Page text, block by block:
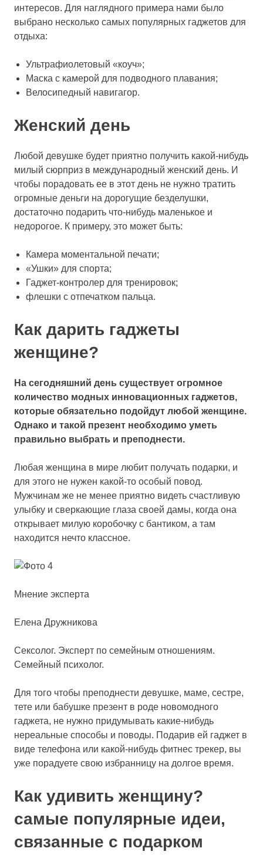
интересов. Для наглядного примера нами было
выбрано несколько самых популярных гаджетов для
отдыха:
Ультрафиолетовый «коуч»;
Маска с камерой для подводного плавания;
Велосипедный навигагор.
Женский день
Любой девушке будет приятно получить какой-нибудь
милый сюрприз в международный женский день. И
чтобы порадовать ее в этот день не нужно тратить
огромные деньги на дорогущие безделушки,
достаточно подарить что-нибудь маленькое и
недорогое. К примеру, это может быть:
Камера моментальной печати;
«Ушки» для спорта;
Гаджет-контролер для тренировок;
флешки с отпечатком пальца.
Как дарить гаджеты
женщине?
На сегодняшний день существует огромное
количество модных инновационных гаджетов,
которые обязательно подойдут любой женщине.
Однако и такой презент необходимо уметь
правильно выбрать и преподнести.
Любая женщина в мире любит получать подарки, и
для этого не нужен какой-то особый повод.
Мужчинам же не менее приятно видеть счастливую
улыбку и сверкающие глаза своей дамы, когда она
открывает милую коробочку с бантиком, а там
находится нечто классное.
Мнение эксперта
Елена Дружникова
Сексолог. Эксперт по семейным отношениям.
Семейный психолог.
Для того чтобы преподнести девушке, маме, сестре,
тете или бабушке презент в роде новомодного
гаджета, не нужно придумывать какие-нибудь
нереальные способы и поводы. Подарив ей гаджет в
виде телефона или какой-нибудь фитнес трекер, вы
уже порадуете свою избранницу на долгое время.
Как удивить женщину?
самые популярные идеи,
связанные с подарком